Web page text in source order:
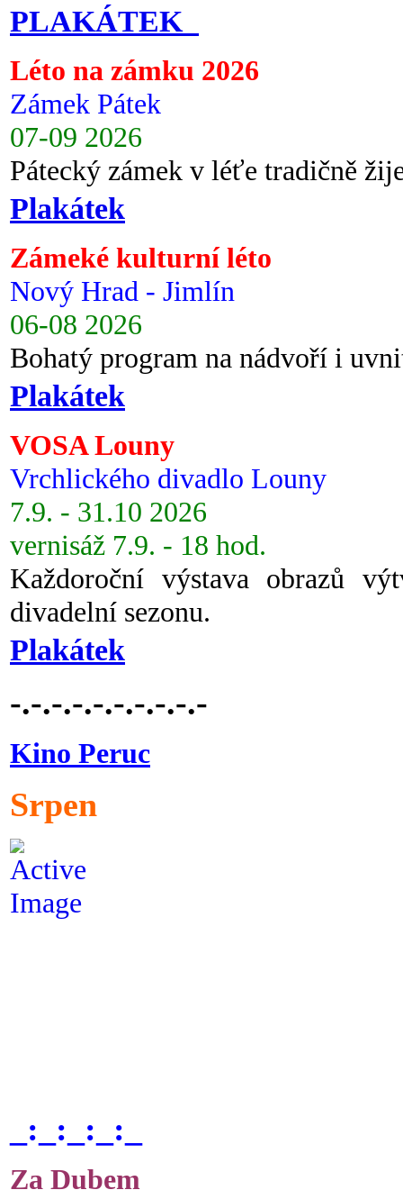
PLAKÁTEK
Léto na zámku 2026
Zámek Pátek
07-09 2026
Pátecký zámek v léťe tradičně
Plakátek
Zámeké kulturní léto
Nový Hrad - Jimlín
06-08 2026
Bohatý program na nádvoří i
Plakátek
VOSA Louny
Vrchlického divadlo Louny
7.9. - 31.10 2026
vernisáž 7.9. - 18 hod.
Každoroční výstava obrazů
divadelní sezonu.
Plakátek
-.-.-.-.-.-.-.-.-.-
Kino Peruc
Srpen
_:_:_:_:_
Za Dubem